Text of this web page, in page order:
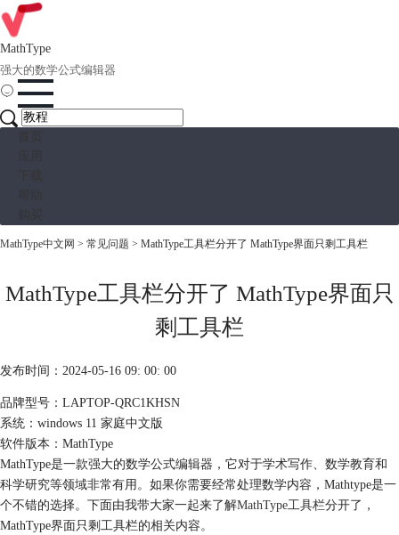
MathType
强大的数学公式编辑器
MathType中文网 > 常见问题 > MathType工具栏分开了 MathType界面只剩工具栏
MathType工具栏分开了 MathType界面只
剩工具栏
发布时间：2024-05-16 09: 00: 00
品牌型号：LAPTOP-QRC1KHSN
系统：windows 11 家庭中文版
软件版本：MathType
MathType是一款强大的数学公式编辑器，它对于学术写作、数学教育和
科学研究等领域非常有用。如果你需要经常处理数学内容，Mathtype是一
个不错的选择。下面由我带大家一起来了解MathType工具栏分开了，
MathType界面只剩工具栏的相关内容。